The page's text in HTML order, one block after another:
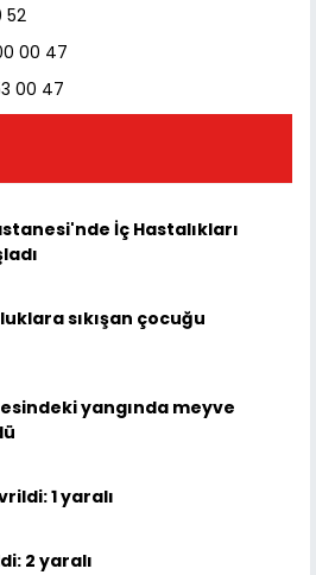
52
00 47
00 47
İç Hastalıkları
sıkışan çocuğu
yangında meyve
1 yaralı
2 yaralı